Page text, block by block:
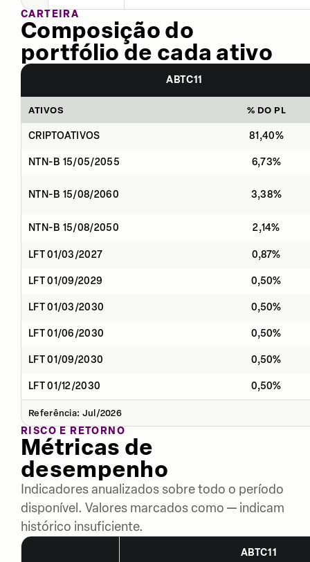
CARTEIRA
Composição do
portfólio de cada ativo
ABTC11
ATIVOS % DO PL
CRIPTOATIVOS 81,40%
NTN-B 15/05/2055 6,73%
NTN-B 15/08/2060 3,38%
NTN-B 15/08/2050 2,14%
LFT 01/03/2027 0,87%
LFT 01/09/2029 0,50%
LFT 01/03/2030 0,50%
LFT 01/06/2030 0,50%
LFT 01/09/2030 0,50%
LFT 01/12/2030 0,50%
Referência: Jul/2026
RISCO E RETORNO
Métricas de
desempenho
Indicadores anualizados sobre todo o período
disponível. Valores marcados como — indicam
histórico insuficiente.
ABTC11